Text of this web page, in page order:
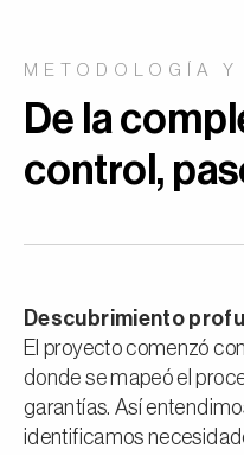
METODOLOGÍA Y
De la
control,
Descubrimiento
El proyecto comenzó
donde se mapeó el
garantías. Así
identificamos